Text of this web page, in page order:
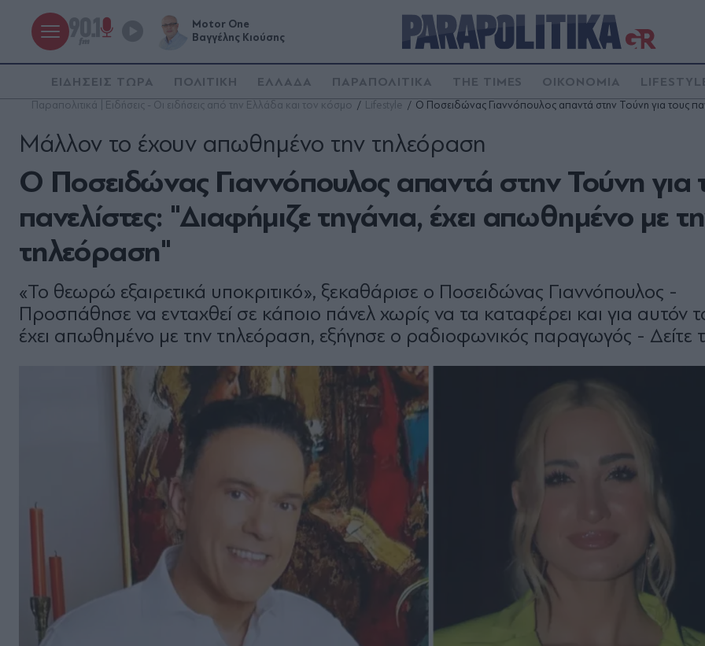
Motor One
Βαγγέλης Κιούσης
ΕΙΔΗΣΕΙΣ ΤΩΡΑ ΠΟΛΙΤΙΚΗ ΕΛΛΑΔΑ ΠΑΡΑΠΟΛΙΤΙΚΑ THE TIMES ΟΙΚΟΝΟΜΙΑ
Παραπολιτικά | Ειδήσεις - Οι ειδήσεις από την Ελλάδα και τον κόσμο Lifestyle Ο Ποσειδώνας Γιαννόπουλος απαντά στην Τούνη για τους
Ο Ποσειδώνας Γιαννόπουλος απαντά στην Τούνη για
πανελίστες: "Διαφήμιζε τηγάνια, έχει απωθημένο με
τηλεόραση"
Μάλλον το έχουν απωθημένο την τηλεόραση
«Το θεωρώ εξαιρετικά υποκριτικό», ξεκαθάρισε o Ποσειδώνας Γιαννόπουλος -
Προσπάθησε να ενταχθεί σε κάποιο πάνελ χωρίς να τα καταφέρει και για αυτόν
έχει απωθημένο με την τηλεόραση, εξήγησε ο ραδιοφωνικός παραγωγός - Δείτε